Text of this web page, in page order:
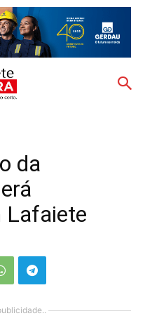
da
Lafaiete